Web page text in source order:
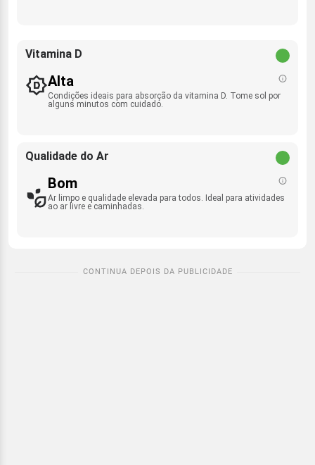
Vitamina D
Alta
Condições ideais para absorção da vitamina D. Tome sol por
alguns minutos com cuidado.
Qualidade do Ar
Bom
Ar limpo e qualidade elevada para todos. Ideal para atividades
ao ar livre e caminhadas.